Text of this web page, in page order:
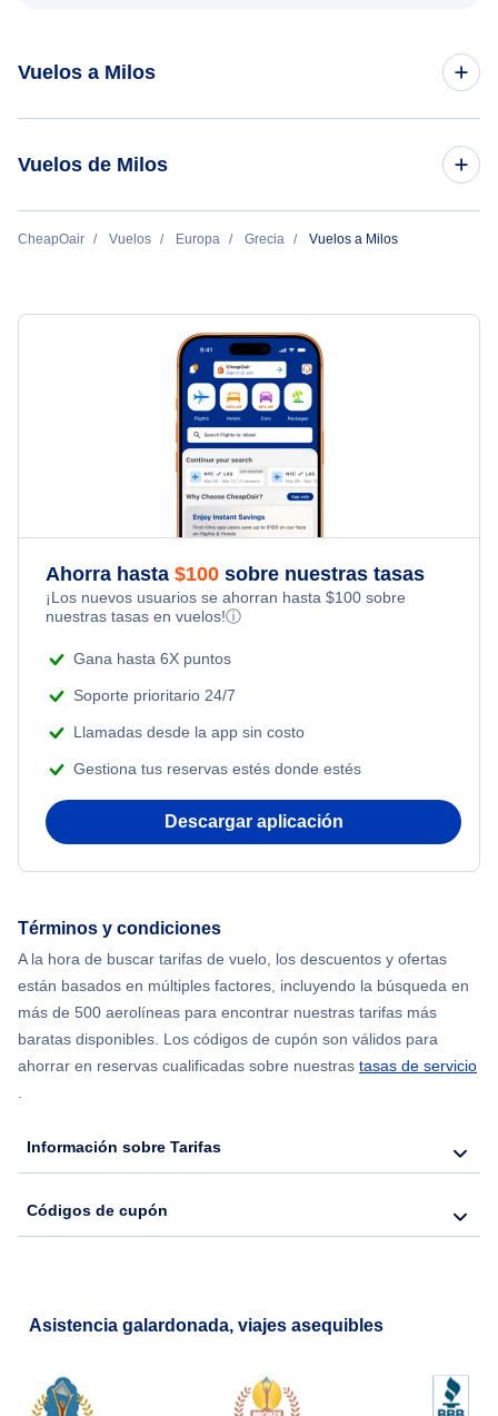
Vuelos a Milos
Vuelos de Milos
Vuelos de Milos a Atenas
CheapOair Vuelos Europa Grecia Vuelos a Milos
Ahorra hasta $100 sobre nuestras tasas
¡Los nuevos usuarios se ahorran hasta $100 sobre
nuestras tasas en vuelos!ⓘ
Gana hasta 6X puntos
Soporte prioritario 24/7
Llamadas desde la app sin costo
Gestiona tus reservas estés donde estés
Descargar aplicación
Términos y condiciones
A la hora de buscar tarifas de vuelo, los descuentos y ofertas
están basados en múltiples factores, incluyendo la búsqueda en
más de 500 aerolíneas para encontrar nuestras tarifas más
baratas disponibles. Los códigos de cupón son válidos para
ahorrar en reservas cualificadas sobre nuestras tasas de servicio
.
Información sobre Tarifas
Códigos de cupón
Asistencia galardonada, viajes asequibles